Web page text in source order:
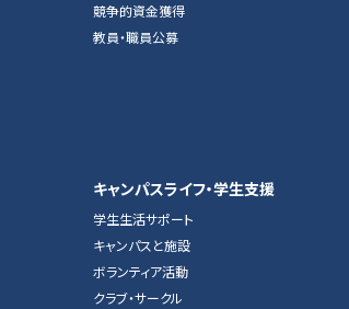
競争的資金獲得
教員・職員公募
キャンパスライフ・学生支援
学生生活サポート
キャンパスと施設
ボランティア活動
クラブ・サークル